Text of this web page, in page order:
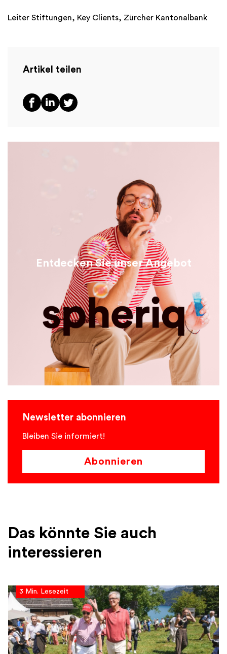
Leiter Stiftungen, Key Clients, Zürcher Kantonalbank
Artikel teilen
Entdecken Sie unser Angebot
Newsletter abonnieren
Bleiben Sie informiert!
Abonnieren
Das könnte Sie auch
interessieren
3 Min. Lesezeit